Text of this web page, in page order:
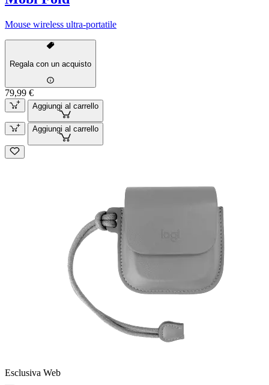
Mouse wireless ultra-portatile
Regala con un acquisto
79,99 €
Aggiungi al carrello
Aggiungi al carrello
Esclusiva Web